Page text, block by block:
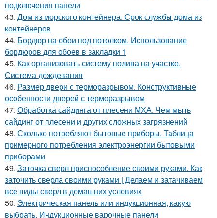
подключения панели
43. Дом из морского контейнера. Срок службы дома из
контейнеров
44. Бордюр на обои под потолком. Использование
бордюров для обоев в закладки 1
45. Как организовать систему полива на участке.
Система дождевания
46. Размер двери с терморазрывом. Конструктивные
особенности дверей с терморазрывом
47. Обработка сайдинга от плесени МХА. Чем мыть
сайдинг от плесени и других сложных загрязнений
48. Сколько потребляют бытовые приборы. Таблица
примерного потребления электроэнергии бытовыми
приборами
49. Заточка сверл приспособление своими руками. Как
заточить сверла своими руками | Делаем и затачиваем
все виды сверл в домашних условиях
50. Электрическая панель или индукционная, какую
выбрать. Индукционные варочные панели